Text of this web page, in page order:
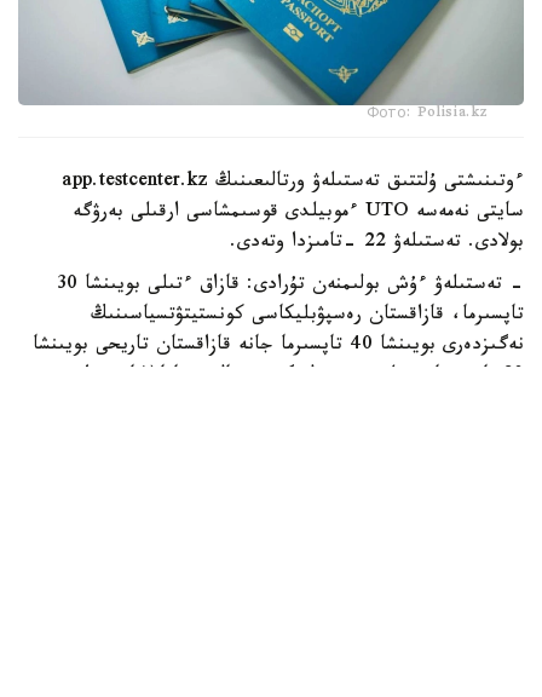
Фото: Polisia.kz
ءوتىنىشتى ۇلتتىق تەستىلەۋ ورتالىعىنىڭ app.testcenter.kz
سايتى نەمەسە UTO ءموبيلدى قوسىمشاسى ارقىلى بەرۋگە
بولادى. تەستىلەۋ 22 -تامىزدا وتەدى.
- تەستىلەۋ ءۇش بولىمنەن تۇرادى: قازاق ءتىلى بويىنشا 30
تاپسىرما، قازاقستان رەسپۋبليكاسى كونستيتۋتسياسىنىڭ
نەگىزدەرى بويىنشا 40 تاپسىرما جانە قازاقستان تاريحى بويىنشا